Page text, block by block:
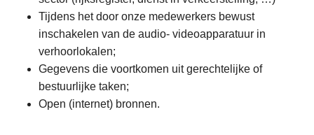
Tijdens het door onze medewerkers bewust
inschakelen van de audio- videoapparatuur in
verhoorlokalen;
Gegevens die voortkomen uit gerechtelijke of
bestuurlijke taken;
Open (internet) bronnen.